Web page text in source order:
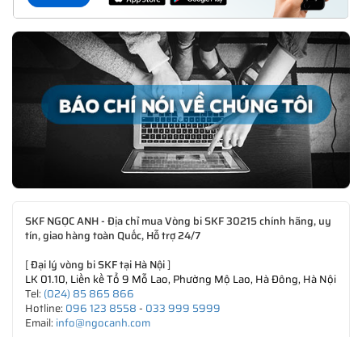
SKF NGỌC ANH - Địa chỉ mua Vòng bi SKF 30215 chính hãng, uy
tín, giao hàng toàn Quốc, Hỗ trợ 24/7
[Đại lý vòng bi SKF tại Hà Nội]
LK 01.10, Liền kề Tổ 9 Mỗ Lao, Phường Mộ Lao, Hà Đông, Hà Nội
Tel: (024) 85 865 866
Hotline: 096 123 8558- 033 999 5999
Email: info@ngocanh.com